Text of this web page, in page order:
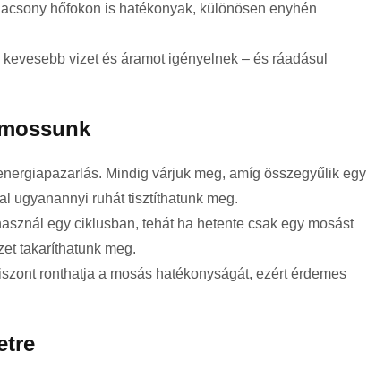
hőfokon is hatékonyak, különösen enyhén
kevesebb vizet és áramot igényelnek – és ráadásul
Mindig várjuk meg, amíg összegyűlik egy
ugyanannyi ruhát tisztíthatunk meg.
egy ciklusban, tehát ha hetente csak egy mosást
takaríthatunk meg.
ronthatja a mosás hatékonyságát, ezért érdemes